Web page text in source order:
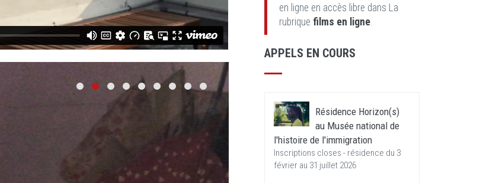
en ligne en accès libre dans La
rubrique films en ligne.
APPELS EN COURS
Résidence Horizon(s)
au Musée national de
l'histoire de l'immigration
Inscriptions closes - résidence du 3
février au 31 juillet 2026